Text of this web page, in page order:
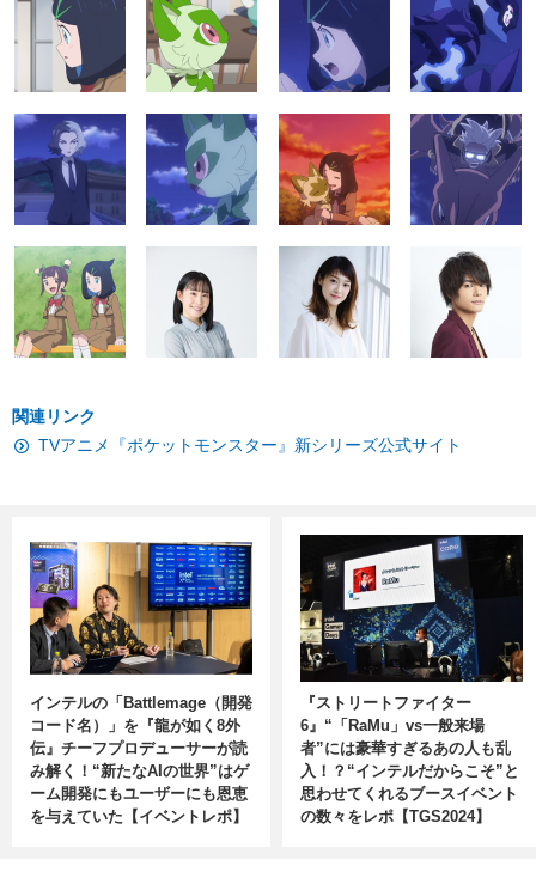
関連リンク
TVアニメ『ポケットモンスター』新シリーズ公式サイト
インテルの「Battlemage（開発
コード名）」を『龍が如く8外
伝』チーフプロデューサーが読
み解く！“新たなAIの世界”はゲ
ーム開発にもユーザーにも恩恵
を与えていた【イベントレポ】
『ストリートファイター
6』“「RaMu」vs一般来場
者”には豪華すぎるあの人も乱
入！？“インテルだからこそ”と
思わせてくれるブースイベント
の数々をレポ【TGS2024】